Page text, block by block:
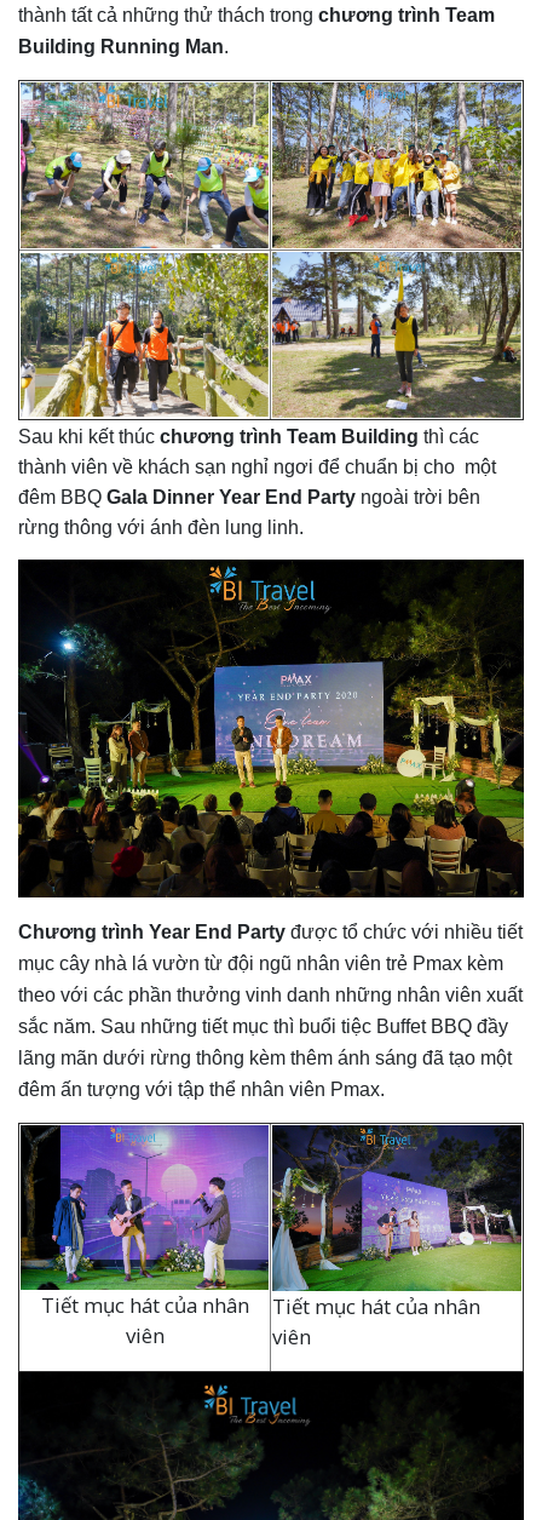
thành tất cả những thử thách trong chương trình Team
Building Running Man.
Sau khi kết thúc chương trình Team Building thì các
thành viên về khách sạn nghỉ ngơi để chuẩn bị cho một
đêm BBQ Gala Dinner Year End Party ngoài trời bên
rừng thông với ánh đèn lung linh.
Chương trình Year End Party được tổ chức với nhiều tiết
mục cây nhà lá vườn từ đội ngũ nhân viên trẻ Pmax kèm
theo với các phần thưởng vinh danh những nhân viên xuất
sắc năm. Sau những tiết mục thì buổi tiệc Buffet BBQ đầy
lãng mãn dưới rừng thông kèm thêm ánh sáng đã tạo một
đêm ấn tượng với tập thể nhân viên Pmax.
Tiết mục hát của nhân
viên
Tiết mục hát của nhân
viên